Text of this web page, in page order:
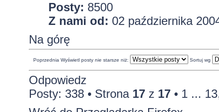
Posty: 8500
Z nami od: 02 października
Na górę
Poprzednia Wyświetl posty nie starsze niż: Sortuj wg
Odpowiedz
Posty: 338 • Strona 17z 17• 1... 13